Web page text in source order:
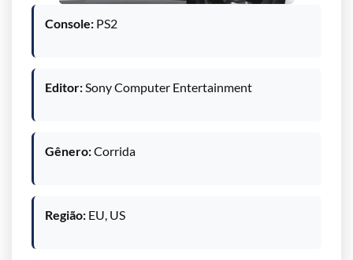
Console: PS2
Editor:Sony Computer Entertainment
Gênero:Corrida
Região: EU, US